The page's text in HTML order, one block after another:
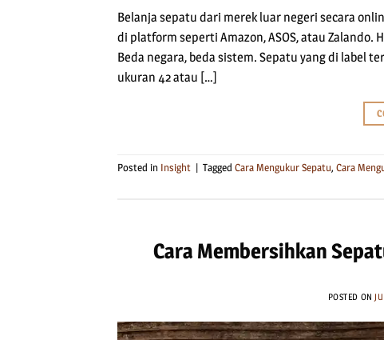
Belanja sepatu dari merek luar negeri secara
di platform seperti Amazon, ASOS, atau Zalando.
Beda negara, beda sistem. Sepatu yang di label
ukuran 42 atau […]
Posted in Insight | Tagged Cara Mengukur Sepatu, Cara
Cara Membersihkan
POSTED ON